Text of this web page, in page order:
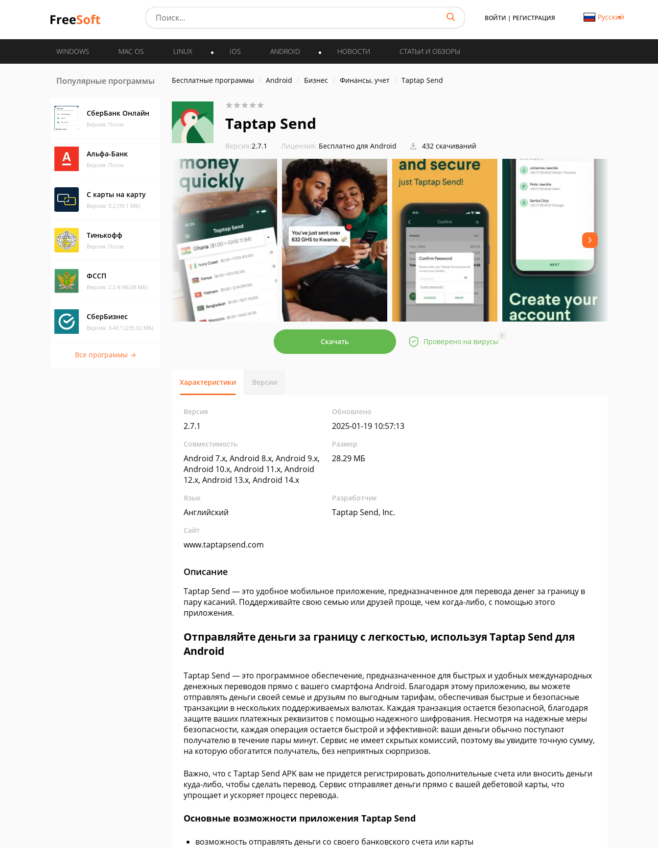
ВОЙТИ | РЕГИСТРАЦИЯ Русский
WINDOWS MAC OS LINUX IOS ANDROID НОВОСТИ СТАТЬИ И ОБЗОРЫ
Популярные программы
СберБанк Онлайн
Версия: После
Альфа-Банк
Версия: После
С карты на карту
Версия: 3.2 (39.1 МБ)
Тинькофф
Версия: После
ФССП
Версия: 2.2.4 (46.08 МБ)
СберБизнес
Версия: 3.40.1 (235.02 МБ)
Все программы →
Бесплатные программы Android Бизнес Финансы, учет Taptap Send
Taptap Send
Версия:2.7.1 Лицензия: Бесплатно для Android 432 скачиваний
Скачать Проверено на вирусы
?
Характеристики Версии
Версия
2.7.1
Обновлено
2025-01-19 10:57:13
Совместимость
Android 7.x, Android 8.x, Android 9.x,
Android 10.x, Android 11.x, Android
12.x, Android 13.x, Android 14.x
Размер
28.29 МБ
Язык
Английский
Разработчик
Taptap Send, Inc.
Сайт
www.taptapsend.com
Описание
Taptap Send — это удобное мобильное приложение, предназначенное для перевода денег за границу в
пару касаний. Поддерживайте свою семью или друзей проще, чем когда-либо, с помощью этого
приложения.
Отправляйте деньги за границу с легкостью, используя Taptap Send для
Android
Taptap Send — это программное обеспечение, предназначенное для быстрых и удобных международных
денежных переводов прямо с вашего смартфона Android. Благодаря этому приложению, вы можете
отправлять деньги своей семье и друзьям по выгодным тарифам, обеспечивая быстрые и безопасные
транзакции в нескольких поддерживаемых валютах. Каждая транзакция остается безопасной, благодаря
защите ваших платежных реквизитов с помощью надежного шифрования. Несмотря на надежные меры
безопасности, каждая операция остается быстрой и эффективной: ваши деньги обычно поступают
получателю в течение пары минут. Сервис не имеет скрытых комиссий, поэтому вы увидите точную сумму,
на которую обогатится получатель, без неприятных сюрпризов.
Важно, что с Taptap Send APK вам не придется регистрировать дополнительные счета или вносить деньги
куда-либо, чтобы сделать перевод. Сервис отправляет деньги прямо с вашей дебетовой карты, что
упрощает и ускоряет процесс перевода.
Основные возможности приложения Taptap Send
возможность отправлять деньги со своего банковского счета или карты